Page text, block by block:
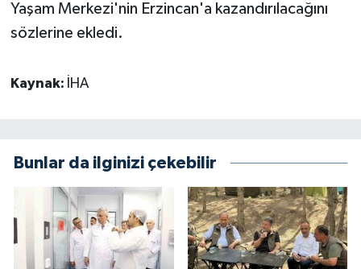
Yaşam Merkezi'nin Erzincan'a kazandırılacağını
sözlerine ekledi.
Kaynak: İHA
Bunlar da ilginizi çekebilir